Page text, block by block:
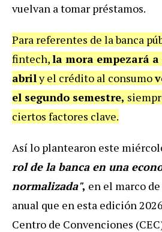
vuelvan a tomar préstamos.
Para referentes de la banca
fintech,la mora empezará
abrily el crédito al consumo
el segundo semestre,
ciertos factores clave.
Así lo plantearon este
rol de la banca en una
normalizada", en el marco de
anual que en esta edición
Centro de Convenciones